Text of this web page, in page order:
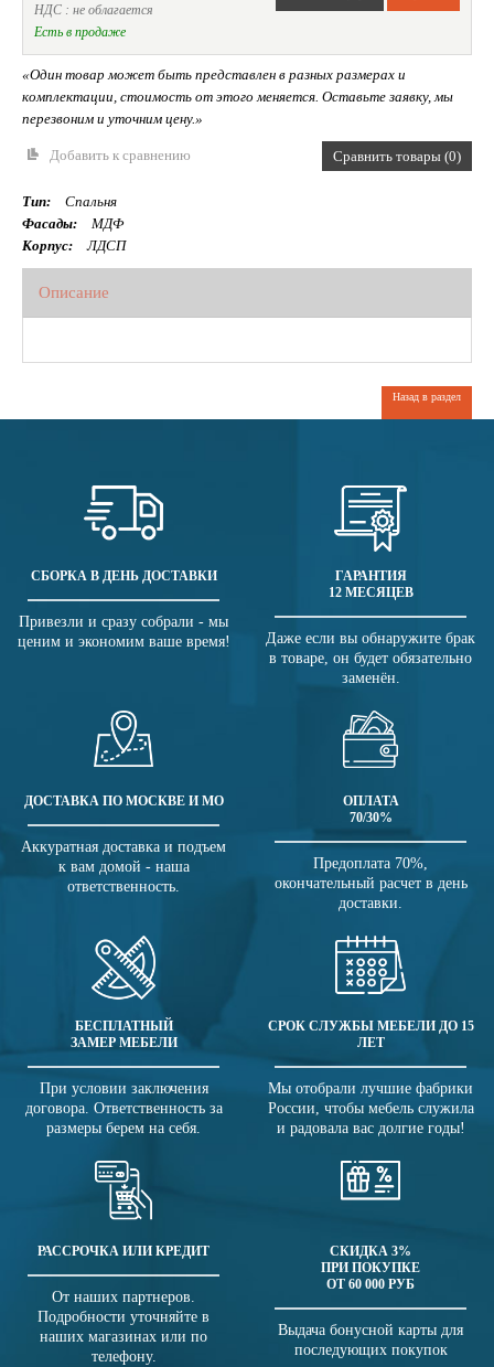
НДС : не облагается
Есть в продаже
«Один товар может быть представлен в разных размерах и
комплектации, стоимость от этого меняется. Оставьте заявку, мы
перезвоним и уточним цену.»
Добавить к сравнению Сравнить товары (0)
Тип:
Спальня
Фасады:
МДФ
Корпус:
ЛДСП
Описание
Назад в раздел
СБОРКА В ДЕНЬ ДОСТАВКИ
Привезли и сразу собрали - мы
ценим и экономим ваше время!
ГАРАНТИЯ
12 МЕСЯЦЕВ
Даже если вы обнаружите брак
в товаре, он будет обязательно
заменён.
ДОСТАВКА ПО МОСКВЕ И МО
Аккуратная доставка и подъем
к вам домой - наша
ответственность.
ОПЛАТА
70/30%
Предоплата 70%,
окончательный расчет в день
доставки.
БЕСПЛАТНЫЙ
ЗАМЕР МЕБЕЛИ
При условии заключения
договора. Ответственность за
размеры берем на себя.
СРОК СЛУЖБЫ МЕБЕЛИ ДО 15
ЛЕТ
Мы отобрали лучшие фабрики
России, чтобы мебель служила
и радовала вас долгие годы!
РАССРОЧКА ИЛИ КРЕДИТ
От наших партнеров.
Подробности уточняйте в
наших магазинах или по
телефону.
СКИДКА 3%
ПРИ ПОКУПКЕ
ОТ 60 000 РУБ
Выдача бонусной карты для
последующих покупок